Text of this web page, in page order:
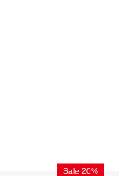
Sale 20%